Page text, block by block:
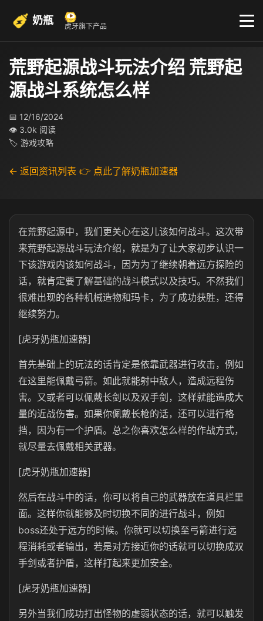
奶瓶 虎牙旗下产品
荒野起源战斗玩法介绍 荒野起
源战斗系统怎么样
📅 12/16/2024
👁 3.0k 阅读
🏷 游戏攻略
← 返回资讯列表 👉 点此了解奶瓶加速器
在荒野起源中，我们更关心在这儿该如何战斗。这次带
来荒野起源战斗玩法介绍，就是为了让大家初步认识一
下该游戏内该如何战斗，因为为了继续朝着远方探险的
话，就肯定要了解基础的战斗模式以及技巧。不然我们
很难出现的各种机械造物和玛卡，为了成功获胜，还得
继续努力。
[虎牙奶瓶加速器]
首先基础上的玩法的话肯定是依靠武器进行攻击，例如
在这里能佩戴弓箭。如此就能射中敌人，造成远程伤
害。又或者可以佩戴长剑以及双手剑，这样就能造成大
量的近战伤害。如果你佩戴长枪的话，还可以进行格
挡，因为有一个护盾。总之你喜欢怎么样的作战方式，
就尽量去佩戴相关武器。
[虎牙奶瓶加速器]
然后在战斗中的话，你可以将自己的武器放在道具栏里
面。这样你就能够及时切换不同的进行战斗，例如
boss还处于远方的时候。你就可以切换至弓箭进行远
程消耗或者输出，若是对方接近你的话就可以切换成双
手剑或者护盾，这样打起来更加安全。
[虎牙奶瓶加速器]
另外当我们成功打出怪物的虚弱状态的话，就可以触发